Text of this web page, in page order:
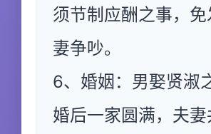
须节制应酬之事，
妻争吵。
6、婚姻：男娶贤淑
婚后一家圆满，夫妻